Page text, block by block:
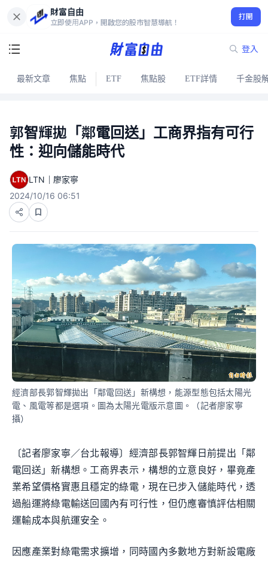
財富自由
立即使用APP，開啟您的股市智慧導航！
打開
登入
最新文章 焦點 ETF 焦點股 ETF詳情 千金股
郭智輝拋「鄰電回送」工商界指有可行
性：迎向儲能時代
LTN｜廖家寧
2024/10/16 06:51
經濟部長郭智輝拋出「鄰電回送」新構想，能源型態包括太陽光
電、風電等都是選項。圖為太陽光電版示意圖。（記者廖家寧
攝）
〔記者廖家寧／台北報導〕經濟部長郭智輝日前提出「鄰
電回送」新構想。工商界表示，構想的立意良好，畢竟產
業希望價格實惠且穩定的綠電，現在已步入儲能時代，透
過船運將綠電輸送回國內有可行性，但仍應審慎評估相關
運輸成本與航運安全。
因應產業對綠電需求擴增，同時國內多數地方對新設電廠